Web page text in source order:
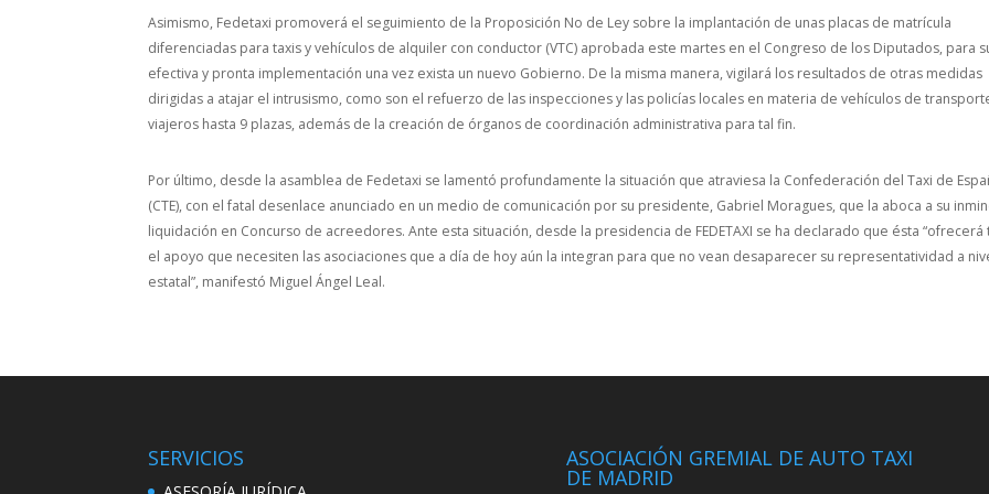
Asimismo, Fedetaxi promoverá el seguimiento de la Proposición No de Ley sobre la implantación de unas placas de matrícula
diferenciadas para taxis y vehículos de alquiler con conductor (VTC) aprobada este martes en el Congreso de los Diputados, para
efectiva y pronta implementación una vez exista un nuevo Gobierno. De la misma manera, vigilará los resultados de otras medidas
dirigidas a atajar el intrusismo, como son el refuerzo de las inspecciones y las policías locales en materia de vehículos de
viajeros hasta 9 plazas, además de la creación de órganos de coordinación administrativa para tal fin.
Por último, desde la asamblea de Fedetaxi se lamentó profundamente la situación que atraviesa la Confederación del Taxi de
(CTE), con el fatal desenlace anunciado en un medio de comunicación por su presidente, Gabriel Moragues, que la aboca a su
liquidación en Concurso de acreedores. Ante esta situación, desde la presidencia de FEDETAXI se ha declarado que ésta “ofrecerá
el apoyo que necesiten las asociaciones que a día de hoy aún la integran para que no vean desaparecer su representatividad a
estatal”, manifestó Miguel Ángel Leal.
SERVICIOS ASOCIACIÓN GREMIAL DE AUTO TAXI
DE MADRID